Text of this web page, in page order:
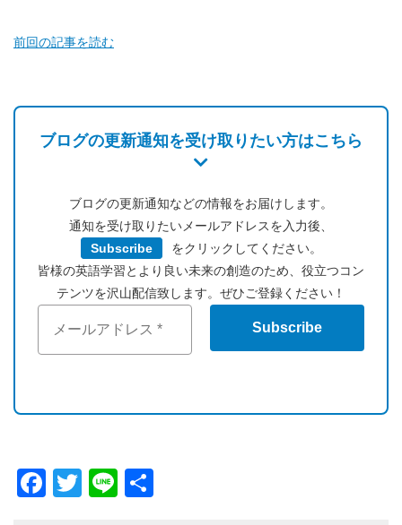
前回の記事を読む
ブログの更新通知を受け取りたい方はこちら
ブログの更新通知などの情報をお届けします。
通知を受け取りたいメールアドレスを入力後、
Subscribe
をクリックしてください。
皆様の英語学習とより良い未来の創造のため、役立つコン
テンツを沢山配信致します。ぜひご登録ください！
Facebook
Twitter
Line